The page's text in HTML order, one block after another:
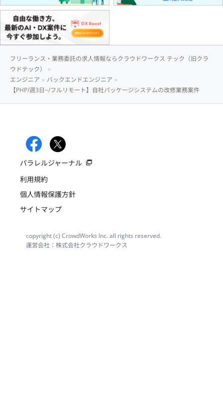
フリーランス・業務委託の求人情報ならクラウドワークス テック（旧クラ
ウドテック）
エンジニア
バックエンドエンジニア
【PHP/週3日~/フルリモート】自社パッケージシステムの改修業務案件
パラレルジャーナル
利用規約
個人情報保護方針
サイトマップ
copyright (c) CrowdWorks Inc. all rights reserved.
運営会社：株式会社クラウドワークス